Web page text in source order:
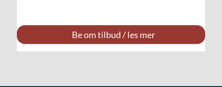
Be om tilbud / les mer